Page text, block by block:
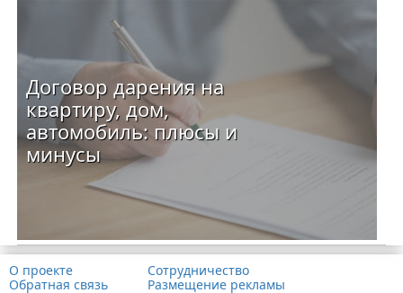
Договор дарения на
квартиру, дом,
автомобиль: плюсы и
минусы
О проекте
Обратная связь
Сотрудничество
Размещение рекламы